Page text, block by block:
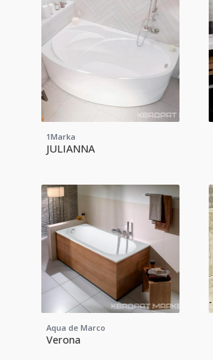
1Marka
JULIANNA
Aqua de Marco
Verona